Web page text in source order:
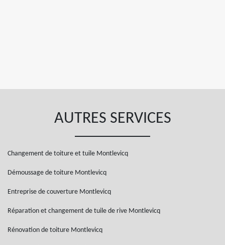
AUTRES SERVICES
Changement de toiture et tuile Montlevicq
Démoussage de toiture Montlevicq
Entreprise de couverture Montlevicq
Réparation et changement de tuile de rive Montlevicq
Rénovation de toiture Montlevicq